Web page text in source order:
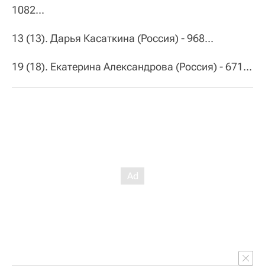
1082...
13 (13). Дарья Касаткина (Россия) - 968...
19 (18). Екатерина Александрова (Россия) - 671...